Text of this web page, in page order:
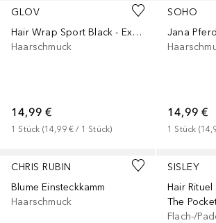
GLOV
Hair Wrap Sport Black - Extrem saugfähiger Sport-Turban fur alle Haartypen.
Haarschmuck
14,99 €
1 Stück (14,99 € / 1 Stück)
SOHO
Jana
14,99 €
1 Stück (
CHRIS RUBIN
Blume Einsteckkamm
Haarschmuck
SISLEY
Hair Rituel
The
Flach-/